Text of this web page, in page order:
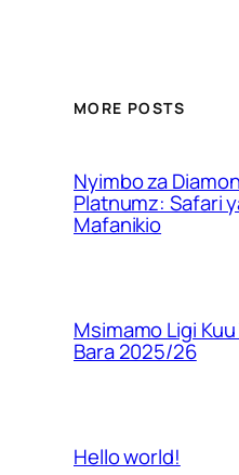
MORE POSTS
Nyimbo za
Platnumz: Safari
Mafanikio
Msimamo Ligi
Bara 2025/26
Hello world!